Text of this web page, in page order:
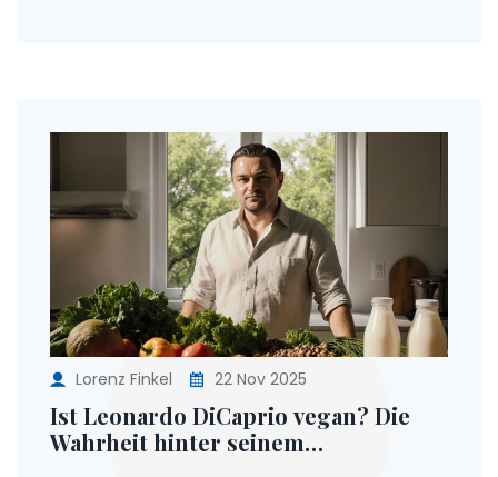
Lorenz Finkel 22 Nov 2025
Ist Leonardo DiCaprio vegan? Die
Wahrheit hinter seinem